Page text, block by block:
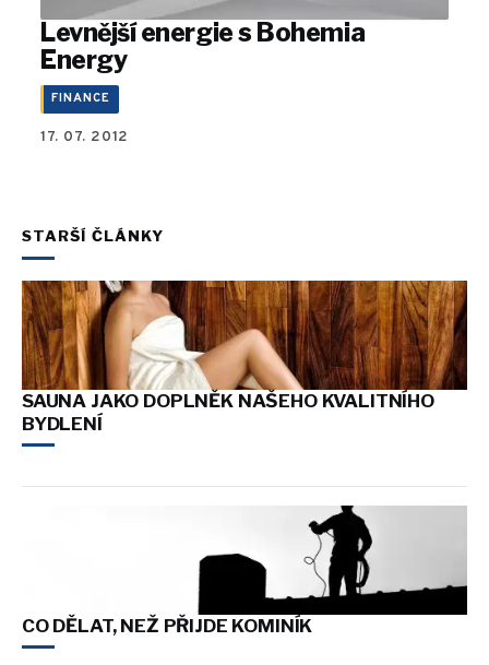
Levnější energie s Bohemia
Energy
FINANCE
17. 07. 2012
STARŠÍ ČLÁNKY
SAUNA JAKO DOPLNĚK NAŠEHO KVALITNÍHO
BYDLENÍ
CO DĚLAT, NEŽ PŘIJDE KOMINÍK